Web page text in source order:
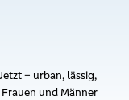
– urban, lässig,
und Männer